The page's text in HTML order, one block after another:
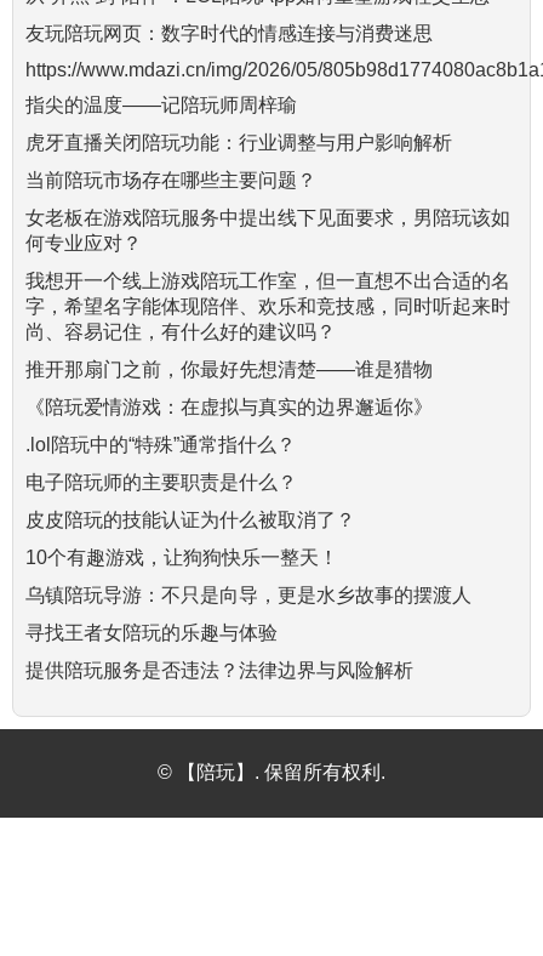
友玩陪玩网页：数字时代的情感连接与消费迷思
https://www.mdazi.cn/img/2026/05/
指尖的温度——记陪玩师周梓瑜
虎牙直播关闭陪玩功能：行业调整与用户影响解析
当前陪玩市场存在哪些主要问题？
女老板在游戏陪玩服务中提出线下见面要求，男陪玩该如
何专业应对？
我想开一个线上游戏陪玩工作室，但一直想不出合适的名
字，希望名字能体现陪伴、欢乐和竞技感，同时听起来时
尚、容易记住，有什么好的建议吗？
推开那扇门之前，你最好先想清楚——谁是猎物
《陪玩爱情游戏：在虚拟与真实的边界邂逅你》
.lol陪玩中的“特殊”通常指什么？
电子陪玩师的主要职责是什么？
皮皮陪玩的技能认证为什么被取消了？
10个有趣游戏，让狗狗快乐一整天！
乌镇陪玩导游：不只是向导，更是水乡故事的摆渡人
寻找王者女陪玩的乐趣与体验
提供陪玩服务是否违法？法律边界与风险解析
© 【陪玩】. 保留所有权利.